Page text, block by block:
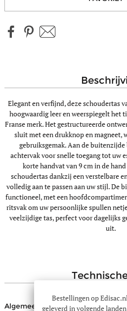
Elegant en verfijnd, deze schoudertas
hoogwaardig leer en weerspiegelt het
Franse merk. Het gestructureerde
sluit met een drukknop en magneet,
gebruiksgemak. Aan de
achtervak voor snelle toegang tot uw
korte handvat van 9 cm in de
schoudertas dankzij een verstelbare
volledig aan te passen aan uw stijl. De
functioneel, met een
ritsvak om uw persoonlijke spullen
veelzijdige tas, perfect voor dagelijks
uit.
Algemeen
Bestellingen op
geleverd in volgende